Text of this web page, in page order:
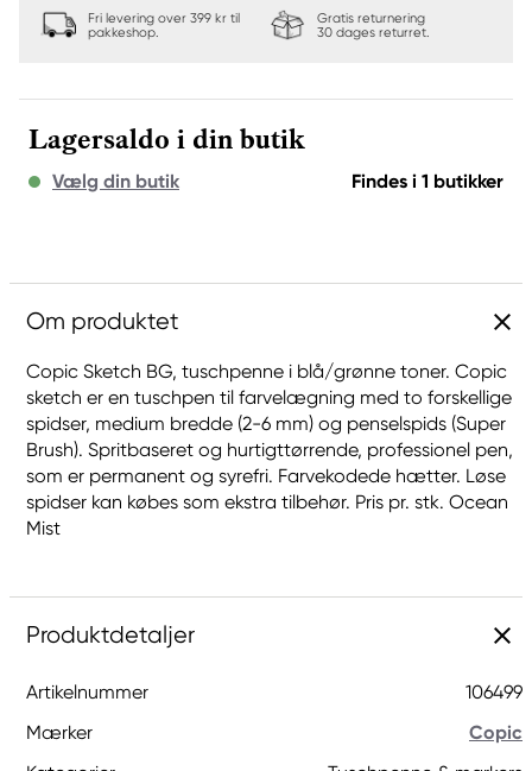
Fri levering over 399 kr til
pakkeshop.
Gratis returnering
30 dages returret.
Lagersaldo i din butik
Vælg din butik Findes i 1 butikker
Om produktet
Copic Sketch BG, tuschpenne i blå/grønne toner. Copic
sketch er en tuschpen til farvelægning med to forskellige
spidser, medium bredde (2-6 mm) og penselspids (Super
Brush). Spritbaseret og hurtigttørrende, professionel pen,
som er permanent og syrefri. Farvekodede hætter. Løse
spidser kan købes som ekstra tilbehør. Pris pr. stk. Ocean
Mist
Produktdetaljer
Artikelnummer
106499
Mærker
Copic